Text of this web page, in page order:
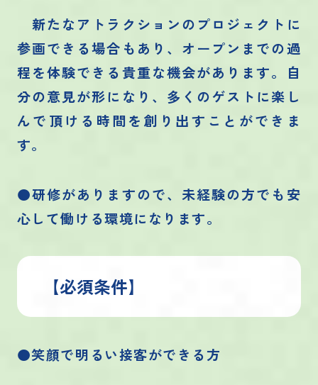
新たなアトラクションのプロジェクトに
参画できる場合もあり、オープンまでの過
程を体験できる貴重な機会があります。自
分の意見が形になり、多くのゲストに楽し
んで頂ける時間を創り出すことができま
す。
●研修がありますので、未経験の方でも安
心して働ける環境になります。
【必須条件】
●笑顔で明るい接客ができる方